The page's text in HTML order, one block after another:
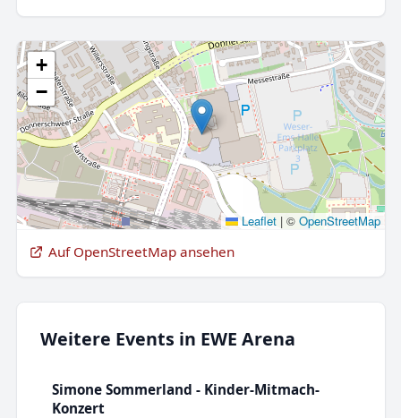
+
−
Leaflet |© OpenStreetMap
Auf OpenStreetMap ansehen
Weitere Events in EWE Arena
Simone Sommerland - Kinder-Mitmach-
Konzert